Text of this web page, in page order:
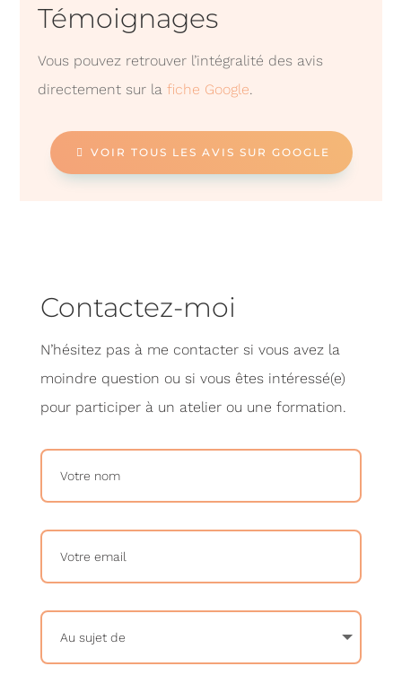
Témoignages
Vous pouvez retrouver l’intégralité des avis
directement sur lafiche Google.
VOIR TOUS LES AVIS SUR GOOGLE
Contactez-moi
N’hésitez pas à me contacter si vous avez la
moindre question ou si vous êtes intéressé(e)
pour participer à un atelier ou une formation.